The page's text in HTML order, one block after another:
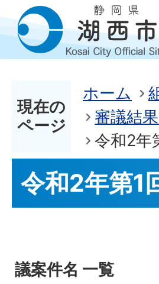
現在の
ページ
ホーム
審議結
令和2年
令和2年第1
議案件名 一覧